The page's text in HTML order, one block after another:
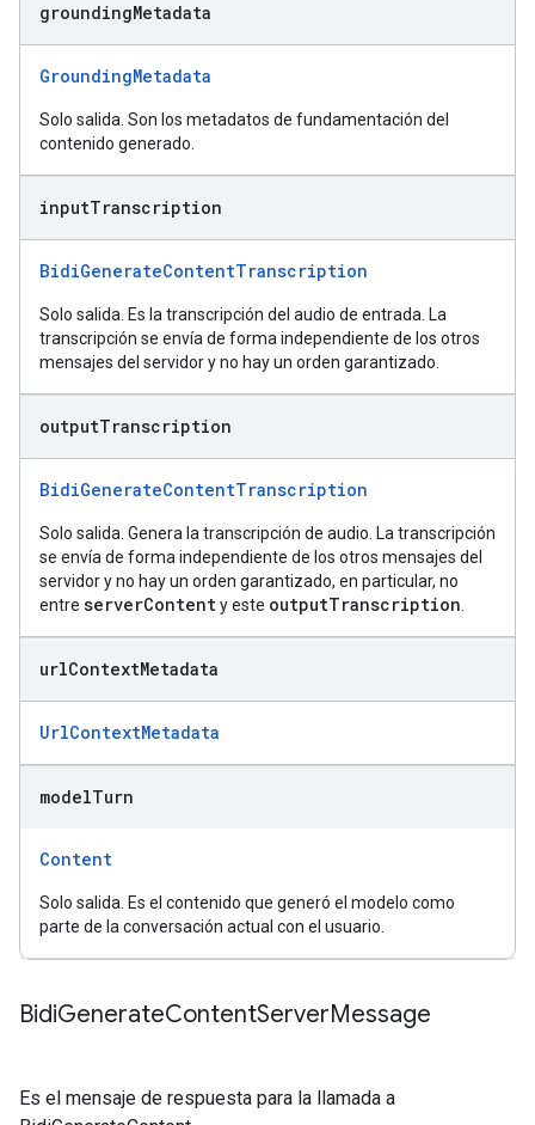
groundingMetadata
GroundingMetadata
Solo salida. Son los metadatos de fundamentación del
contenido generado.
inputTranscription
BidiGenerateContentTranscription
Solo salida. Es la transcripción del audio de entrada. La
transcripción se envía de forma independiente de los otros
mensajes del servidor y no hay un orden garantizado.
outputTranscription
BidiGenerateContentTranscription
Solo salida. Genera la transcripción de audio. La transcripción
se envía de forma independiente de los otros mensajes del
servidor y no hay un orden garantizado, en particular, no
entre serverContenty este outputTranscription
urlContextMetadata
UrlContextMetadata
modelTurn
Content
Solo salida. Es el contenido que generó el modelo como
parte de la conversación actual con el usuario.
BidiGenerateContentServerMessage
Es el mensaje de respuesta para la llamada a